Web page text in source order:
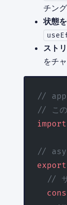
チン
状態
スト
をチ
//
// この
import
//
export
//